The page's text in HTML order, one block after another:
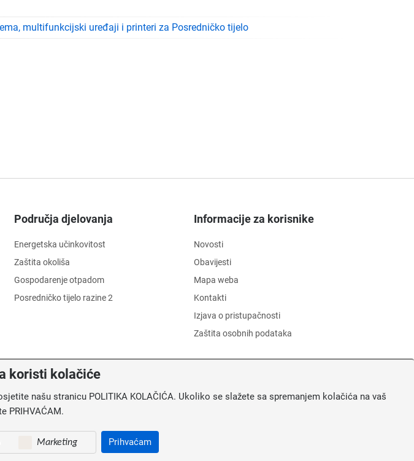
multifunkcijski uređaji i printeri za Posredničko tijelo
Područja djelovanja
Energetska učinkovitost
Zaštita okoliša
Gospodarenje otpadom
Posredničko tijelo razine 2
Informacije za korisnike
Novosti
Obavijesti
Mapa weba
Kontakti
Izjava o pristupačnosti
Zaštita osobnih podataka
koristi kolačiće
našu stranicu POLITIKA KOLAČIĆA. Ukoliko se slažete sa spremanjem kolačića na vaš
PRIHVAĆAM.
Marketing Prihvaćam